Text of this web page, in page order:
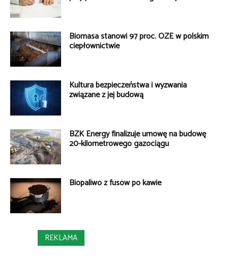
Biomasa stanowi 97 proc. OZE w polskim
ciepłownictwie
Kultura bezpieczeństwa i wyzwania
związane z jej budową
BZK Energy finalizuje umowę na budowę
20-kilometrowego gazociągu
Biopaliwo z fusów po kawie
REKLAMA